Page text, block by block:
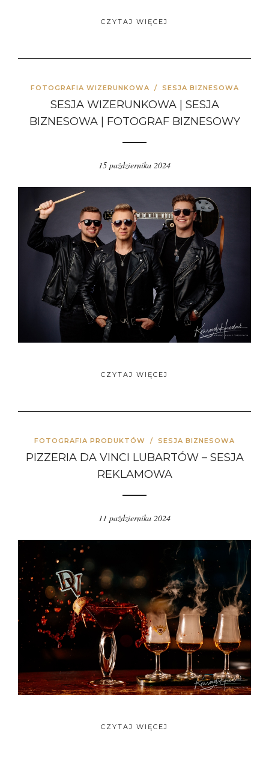
CZYTAJ WIĘCEJ
FOTOGRAFIA WIZERUNKOWA / SESJA BIZNESOWA
SESJA WIZERUNKOWA | SESJA
BIZNESOWA | FOTOGRAF BIZNESOWY
15 października 2024
CZYTAJ WIĘCEJ
FOTOGRAFIA PRODUKTÓW / SESJA BIZNESOWA
PIZZERIA DA VINCI LUBARTÓW – SESJA
REKLAMOWA
11 października 2024
CZYTAJ WIĘCEJ